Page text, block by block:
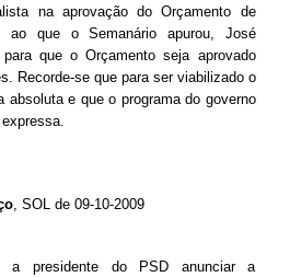
na aprovação do Orçamento de
ao que o Semanário apurou, José
que o Orçamento seja aprovado
Recorde-se que para ser viabilizado o
absoluta e que o programa do governo
, SOL de 09-10-2009
a presidente do PSD anunciar a